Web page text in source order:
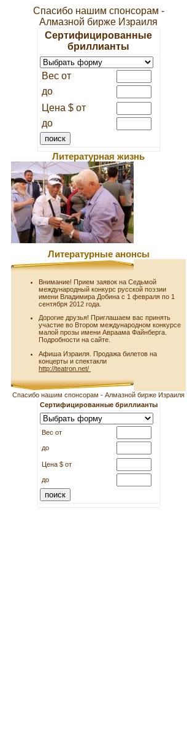
Спасибо нашим спонсорам -
Алмазной бирже Израиля
Сертифицированные
бриллианты
Вес от
до
Цена $ от
до
Литературная жизнь
Литературные анонсы
Внимание! Прием заявок на Седьмой
международный конкурс русской поэзии
имени Владимира Добина с 1 февраля по 1
сентября 2012 года.
Дорогие друзья! Приглашаем вас принять
участие во Втором международном конкурсе
малой прозы имени Авраама Файнберга.
Подробности на сайте.
Афиша Израиля. Продажа билетов на
концерты и спектакли
http://teatron.net/
Спасибо нашим спонсорам - Алмазной бирже Израиля
Сертифицированные бриллианты
Вес от
до
Цена $ от
до